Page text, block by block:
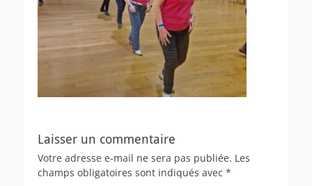
Laisser un commentaire
Votre adresse e-mail ne sera pas publiée. Les
champs obligatoires sont indiqués avec *